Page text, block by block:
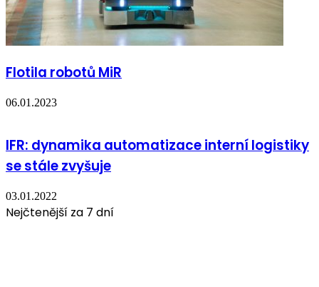
Flotila robotů MiR
06.01.2023
IFR: dynamika automatizace interní logistiky
se stále zvyšuje
03.01.2022
Nejčtenější za 7 dní